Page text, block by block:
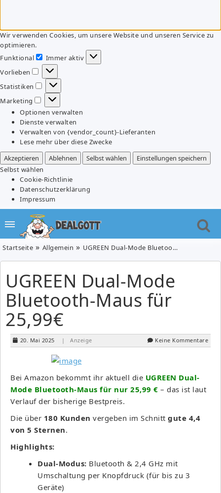
Wir verwenden Cookies, um unsere Website und unseren Service zu
optimieren.
Funktional
Funktional
Immer aktiv
Vorlieben
Vorlieben
Statistiken
Statistiken
Marketing
Marketing
Optionen verwalten
Dienste verwalten
Verwalten von {vendor_count}-Lieferanten
Lese mehr über diese Zwecke
Akzeptieren
Ablehnen Selbst wählen
Einstellungen speichern
Selbst wählen
Cookie-Richtlinie
Datenschutzerklärung
Impressum
Startseite Allgemein UGREEN Dual-Mode Bluetooth-Maus für 25,99€
UGREEN Dual-Mode
Bluetooth-Maus für
25,99€
20. Mai 2025 | Anzeige Keine Kommentare
Bei Amazon bekommt ihr aktuell die UGREEN Dual-
Mode Bluetooth-Maus für nur 25,99 € – das ist laut
Verlauf der bisherige Bestpreis.
Die über 180 Kunden vergeben im Schnitt gute 4,4
von 5 Sternen.
Highlights:
Dual-Modus: Bluetooth & 2,4 GHz mit
Umschaltung per Knopfdruck (für bis zu 3
Geräte)